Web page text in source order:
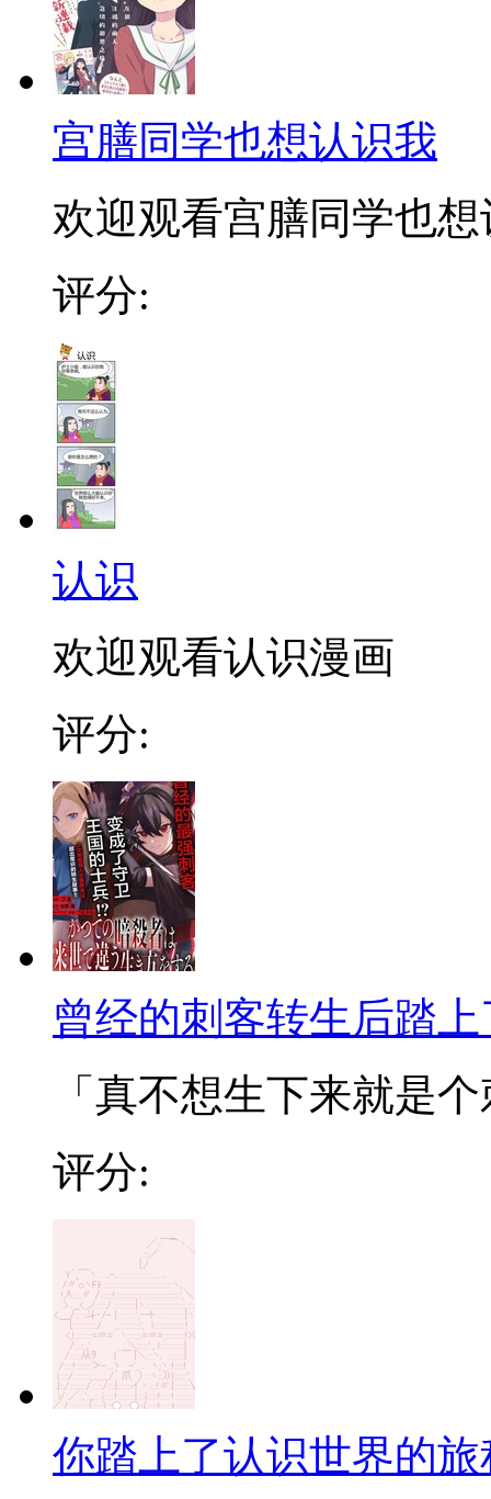
宫膳同学也想认识我
欢迎观看宫膳同学也
评分:
认识
欢迎观看认识漫画
评分:
曾经的刺客转生后踏
「真不想生下来就是
评分:
你踏上了认识世界的旅